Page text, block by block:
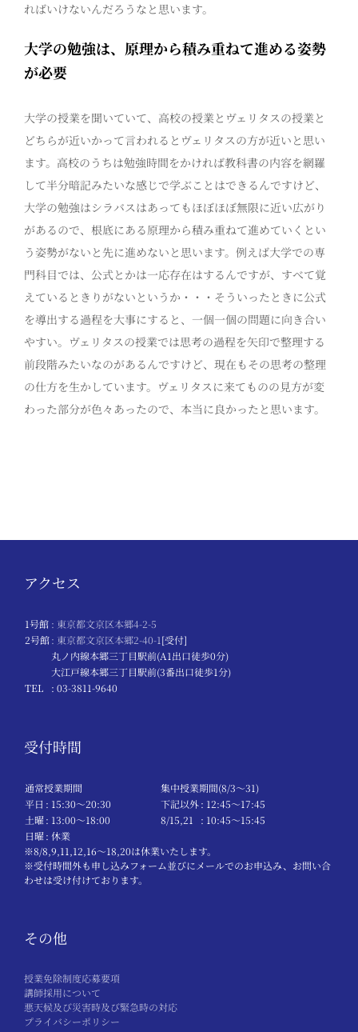
ればいけないんだろうなと思います。
大学の勉強は、原理から積み重ねて進める姿勢
が必要
大学の授業を聞いていて、高校の授業とヴェリタスの授業と
どちらが近いかって言われるとヴェリタスの方が近いと思い
ます。高校のうちは勉強時間をかければ教科書の内容を網羅
して半分暗記みたいな感じで学ぶことはできるんですけど、
大学の勉強はシラバスはあってもほぼほぼ無限に近い広がり
があるので、根底にある原理から積み重ねて進めていくとい
う姿勢がないと先に進めないと思います。例えば大学での専
門科目では、公式とかは一応存在はするんですが、すべて覚
えているときりがないというか・・・そういったときに公式
を導出する過程を大事にすると、一個一個の問題に向き合い
やすい。ヴェリタスの授業では思考の過程を矢印で整理する
前段階みたいなのがあるんですけど、現在もその思考の整理
の仕方を生かしています。ヴェリタスに来てものの見方が変
わった部分が色々あったので、本当に良かったと思います。
アクセス
1号館 : 東京都文京区本郷4-2-5
2号館: 東京都文京区本郷2-40-1[受付]
丸ノ内線本郷三丁目駅前(A1出口徒歩0分)
大江戸線本郷三丁目駅前(3番出口徒歩1分)
TEL
: 03-3811-9640
受付時間
通常授業期間
集中授業期間(8/3～31)
平日 : 15:30〜20:30 下記以外: 12:45〜17:45
土曜: 13:00〜18:00 8/15,21
: 10:45〜15:45
日曜: 休業
※8/8,9,11,12,16～18,20は休業いたします。
※受付時間外も申し込みフォーム並びにメールでのお申込み、お問い合
わせは受け付けております。
その他
授業免除制度応募要項
講師採用について
悪天候及び災害時及び緊急時の対応
プライバシーポリシー